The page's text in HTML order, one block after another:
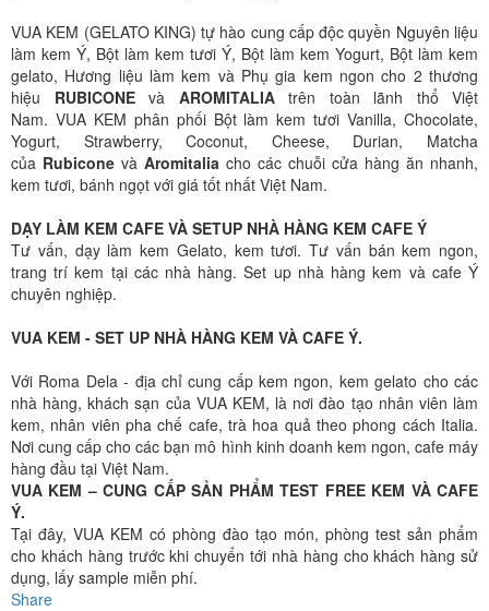
VUA KEM (GELATO KING) tự hào cung cấp độc quyền Nguyên liệu
làm kem Ý, Bột làm kem tươi Ý, Bột làm kem Yogurt, Bột làm kem
gelato, Hương liệu làm kem và Phụ gia kem ngon cho 2 thương
hiệu RUBICONEvà AROMITALIAtrên toàn lãnh thổ Việt
Nam. VUA KEM phân phối Bột làm kem tươi Vanilla, Chocolate,
Yogurt, Strawberry, Coconut, Cheese, Durian, Matcha
của Rubicone và Aromitalia cho các chuỗi cửa hàng ăn nhanh,
kem tươi, bánh ngọt với giá tốt nhất Việt Nam.
DẠY LÀM KEM CAFE VÀ SETUP NHÀ HÀNG KEM CAFE Ý
Tư vấn, dạy làm kem Gelato, kem tươi. Tư vấn bán kem ngon,
trang trí kem tại các nhà hàng. Set up nhà hàng kem và cafe Ý
chuyên nghiệp.
VUA KEM - SET UP NHÀ HÀNG KEM VÀ CAFE Ý.
Với Roma Dela - địa chỉ cung cấp kem ngon, kem gelato cho các
nhà hàng, khách sạn của VUA KEM, là nơi đào tạo nhân viên làm
kem, nhân viên pha chế cafe, trà hoa quả theo phong cách Italia.
Nơi cung cấp cho các bạn mô hình kinh doanh kem ngon, cafe máy
hàng đầu tại Việt Nam.
VUA KEM – CUNG CẤP SẢN PHẨM TEST FREE KEM VÀ CAFE
Ý.
Tại đây, VUA KEM có phòng đào tạo món, phòng test sản phẩm
cho khách hàng trước khi chuyển tới nhà hàng cho khách hàng sử
dụng, lấy sample miễn phí.
Share